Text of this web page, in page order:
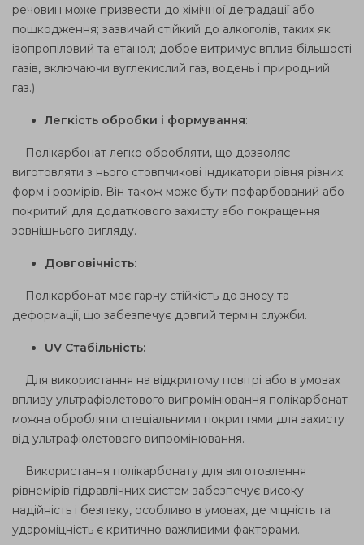
речовин може призвести до хімічної деградації або
пошкодження; зазвичай стійкий до алкоголів, таких як
ізопропіловий та етанол; добре витримує вплив більшості
газів, включаючи вуглекислий газ, водень і природний
газ.)
Легкість обробки і формування:
Полікарбонат легко обробляти, що дозволяє
виготовляти з нього стовпчикові індикатори рівня різних
форм і розмірів. Він також може бути пофарбований або
покритий для додаткового захисту або покращення
зовнішнього вигляду.
Довговічність:
Полікарбонат має гарну стійкість до зносу та
деформації, що забезпечує довгий термін служби.
UV Стабільність:
Для використання на відкритому повітрі або в умовах
впливу ультрафіолетового випромінювання полікарбонат
можна обробляти спеціальними покриттями для захисту
від ультрафіолетового випромінювання.
Використання полікарбонату для виготовлення
рівнемірів гідравлічних систем забезпечує високу
надійність і безпеку, особливо в умовах, де міцність та
удароміцність є критично важливими факторами.